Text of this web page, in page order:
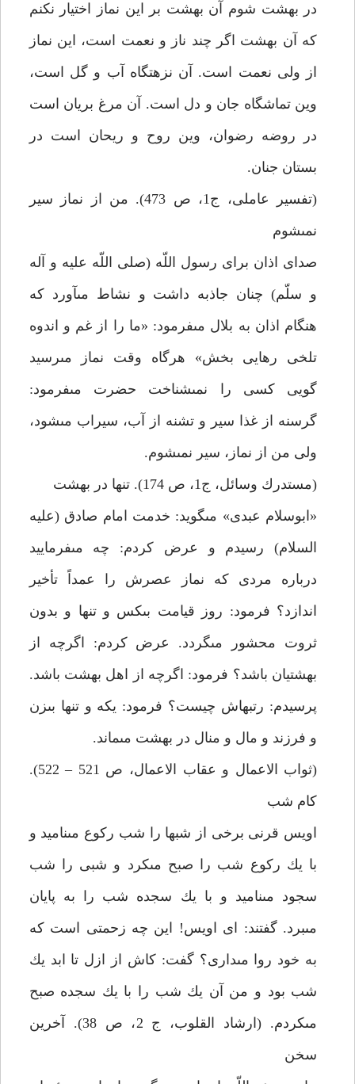
در بهشت شوم آن بهشت بر اين نماز اختيار نكنم
كه آن بهشت اگر چند ناز و نعمت است، اين نماز
از ولى نعمت است. آن نزهتگاه آب و گل است،
وين تماشگاه جان و دل است. آن مرغ بريان است
در روضه رضوان، وين روح و ريحان است در
بستان جنان.
(تفسير عاملى، ج‏1، ص 473). من از نماز سير
نمى‏شوم‏
صداى اذان براى رسول اللّه (صلى اللّه عليه و آله
و سلّم) چنان جاذبه داشت و نشاط مى‏آورد كه
هنگام اذان به بلال مى‏فرمود: «ما را از غم و اندوه
تلخى رهايى بخش» هرگاه وقت نماز مى‏رسيد
گويى كسى را نمى‏شناخت حضرت مى‏فرمود:
گرسنه از غذا سير و تشنه از آب، سيراب مى‏شود،
ولى من از نماز، سير نمى‏شوم.
(مستدرك وسائل، ج‏1، ص 174). تنها در بهشت‏
«ابوسلام عبدى» مى‏گويد: خدمت امام صادق (عليه
السلام) رسيدم و عرض كردم: چه مى‏فرماييد
درباره مردى كه نماز عصرش را عمداً تأخير
اندازد؟ فرمود: روز قيامت بى‏كس و تنها و بدون
ثروت محشور مى‏گردد. عرض كردم: اگرچه از
بهشتيان باشد؟ فرمود: اگرچه از اهل بهشت باشد.
پرسيدم: رتبه‏اش چيست؟ فرمود: يكه و تنها بى‏زن
و فرزند و مال و منال در بهشت مى‏ماند.
(ثواب الاعمال و عقاب الاعمال، ص 521 – 522).
كام شب‏
اويس قرنى برخى از شبها را شب ركوع مى‏ناميد و
با يك ركوع شب را صبح مى‏كرد و شبى را شب
سجود مى‏ناميد و با يك سجده شب را به پايان
مى‏برد. گفتند: اى اويس! اين چه زحمتى است كه
به خود روا مى‏دارى؟ گفت: كاش از ازل تا ابد يك
شب بود و من آن يك شب را با يك سجده صبح
مى‏كردم. (ارشاد القلوب، ج 2، ص 38). آخرين
سخن‏